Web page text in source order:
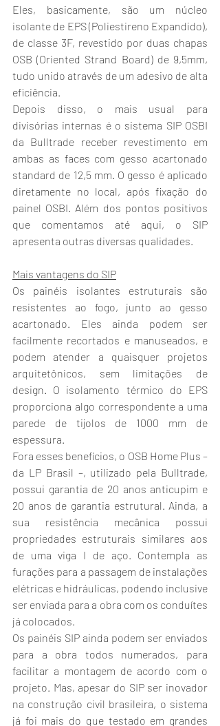
Eles, basicamente, são um núcleo
isolante de EPS (Poliestireno Expandido),
de classe 3F, revestido por duas chapas
OSB (Oriented Strand Board) de 9,5mm,
tudo unido através de um adesivo de alta
eficiência.
Depois disso, o mais usual para
divisórias internas é o sistema SIP OSBI
da Bulltrade receber revestimento em
ambas as faces com gesso acartonado
standard de 12,5 mm. O gesso é aplicado
diretamente no local, após fixação do
painel OSBI. Além dos pontos positivos
que comentamos até aqui, o SIP
apresenta outras diversas qualidades.
Mais vantagens do SIP
Os painéis isolantes estruturais são
resistentes ao fogo, junto ao gesso
acartonado. Eles ainda podem ser
facilmente recortados e manuseados, e
podem atender a quaisquer projetos
arquitetônicos, sem limitações de
design. O isolamento térmico do EPS
proporciona algo correspondente a uma
parede de tijolos de 1000 mm de
espessura.
Fora esses benefícios, o OSB Home Plus –
da LP Brasil –, utilizado pela Bulltrade,
possui garantia de 20 anos anticupim e
20 anos de garantia estrutural. Ainda, a
sua resistência mecânica possui
propriedades estruturais similares aos
de uma viga I de aço. Contempla as
furações para a passagem de instalações
elétricas e hidráulicas, podendo inclusive
ser enviada para a obra com os conduítes
já colocados.
Os painéis SIP ainda podem ser enviados
para a obra todos numerados, para
facilitar a montagem de acordo com o
projeto. Mas, apesar do SIP ser inovador
na construção civil brasileira, o sistema
já foi mais do que testado em grandes